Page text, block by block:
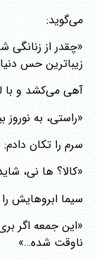
می‌گوید:
«چقدر از
زیباترین حس
آهی می‌کشد و با
«راستی، به
سرم را تکان دادم:
«کالا؟ ها نی،
سیما ابروهایش
«این جمعه اگر
ناوقت شده…»